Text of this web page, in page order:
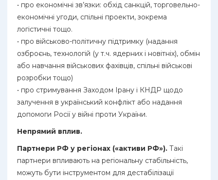
• про економічні зв’язки: обхід санкцій, торговельно-
економічні угоди, спільні проекти, зокрема
логістичні тощо.
• про військово-політичну підтримку (надання
озброєнь, технологій (у т.ч. ядерних і новітніх), обмін
або навчання військових фахівців, спільні військові
розробки тощо)
• про стримування Заходом Ірану і КНДР щодо
залучення в український конфлікт або надання
допомоги Росії у війні проти України.
Непрямий вплив.
Партнери РФ у регіонах («активи РФ»). Такі
партнери впливають на регіональну стабільність,
можуть бути інструментом для дестабілізації